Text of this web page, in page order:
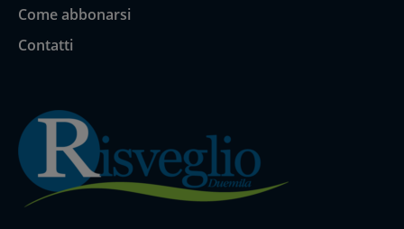
Come abbonarsi
Contatti